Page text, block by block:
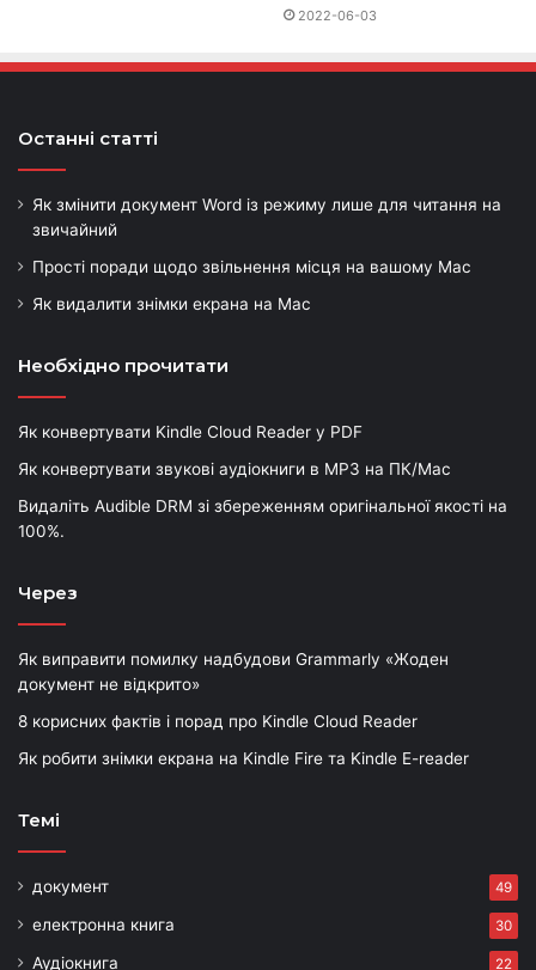
2022-06-03
Останні статті
Як змінити документ Word із режиму лише для читання на
звичайний
Прості поради щодо звільнення місця на вашому Mac
Як видалити знімки екрана на Mac
Необхідно прочитати
Як конвертувати Kindle Cloud Reader у PDF
Як конвертувати звукові аудіокниги в MP3 на ПК/Mac
Видаліть Audible DRM зі збереженням оригінальної якості на
100%.
Через
Як виправити помилку надбудови Grammarly «Жоден
документ не відкрито»
8 корисних фактів і порад про Kindle Cloud Reader
Як робити знімки екрана на Kindle Fire та Kindle E-reader
Темі
документ 49
електронна книга 30
Аудіокнига 22